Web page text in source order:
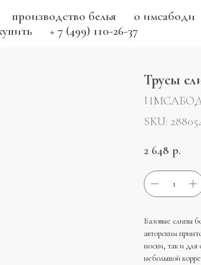
производство белья о имсабоди
+ 7 (499) 110-26-37
Трусы
SKU:
2 648 р.
Базовые слипы
авторским
носки, так и
небольшой